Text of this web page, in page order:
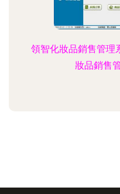
領智化妝品銷售管理
妝品銷售